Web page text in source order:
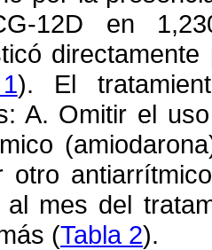
12D en
). El
A. Omitir el
otro
mes del
(Tabla 2).